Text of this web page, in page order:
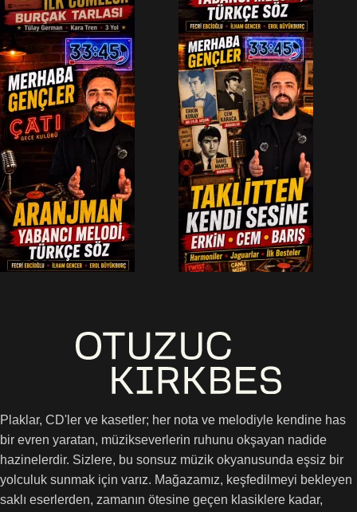
Plaklar, CD'ler ve kasetler; her nota ve melodiyle kendine has
bir evren yaratan, müzikseverlerin ruhunu okşayan nadide
hazinelerdir. Sizlere, bu sonsuz müzik okyanusunda eşsiz bir
yolculuk sunmak için varız. Mağazamız, keşfedilmeyi bekleyen
saklı eserlerden, zamanın ötesine geçen klasiklere kadar,